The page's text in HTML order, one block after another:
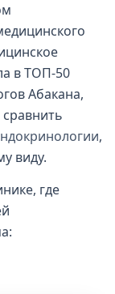
в ТОП-50
Абакана,
,
виду.
где